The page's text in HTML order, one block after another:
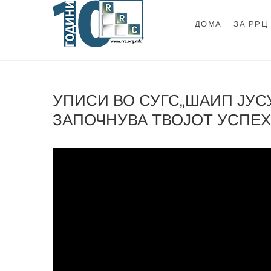
ДОМА ЗА РРЦ
УПИСИ ВО СУГС„ШАИП
ЗАПОЧНУВА ТВОЈОТ